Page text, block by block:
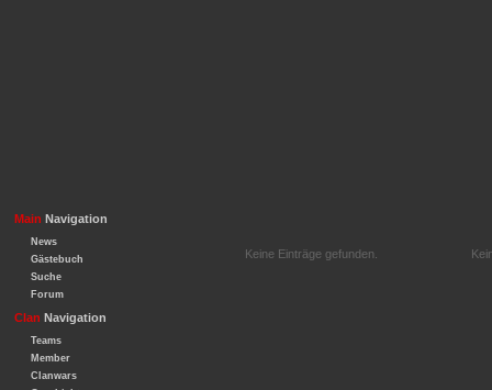
Main Navigation
News
Gästebuch
Suche
Forum
Clan Navigation
Teams
Member
Clanwars
Keine Einträge gefunden.